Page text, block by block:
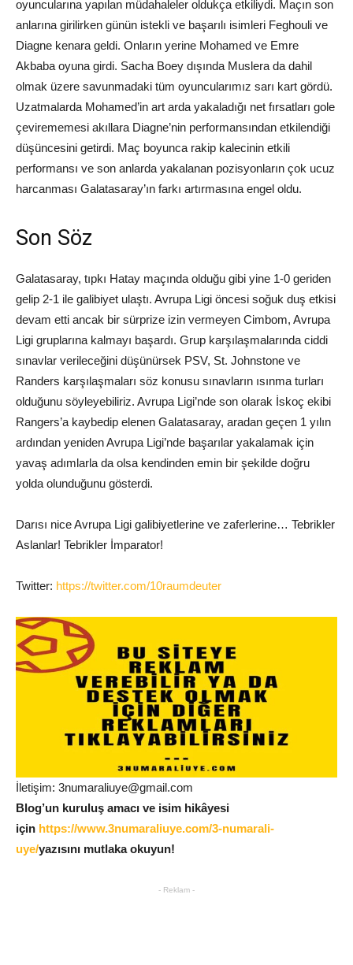
oyuncularına yapılan müdahaleler oldukça etkiliydi. Maçın son
anlarına girilirken günün istekli ve başarılı isimleri Feghouli ve
Diagne kenara geldi. Onların yerine Mohamed ve Emre
Akbaba oyuna girdi. Sacha Boey dışında Muslera da dahil
olmak üzere savunmadaki tüm oyuncularımız sarı kart gördü.
Uzatmalarda Mohamed’in art arda yakaladığı net fırsatları gole
çevirememesi akıllara Diagne’nin performansından etkilendiği
düşüncesini getirdi. Maç boyunca rakip kalecinin etkili
performansı ve son anlarda yakalanan pozisyonların çok ucuz
harcanması Galatasaray’ın farkı artırmasına engel oldu.
Son Söz
Galatasaray, tıpkı Hatay maçında olduğu gibi yine 1-0 geriden
gelip 2-1 ile galibiyet ulaştı. Avrupa Ligi öncesi soğuk duş etkisi
devam etti ancak bir sürprize izin vermeyen Cimbom, Avrupa
Ligi gruplarına kalmayı başardı. Grup karşılaşmalarında ciddi
sınavlar verileceğini düşünürsek PSV, St. Johnstone ve
Randers karşılaşmaları söz konusu sınavların ısınma turları
olduğunu söyleyebiliriz. Avrupa Ligi’nde son olarak İskoç ekibi
Rangers’a kaybedip elenen Galatasaray, aradan geçen 1 yılın
ardından yeniden Avrupa Ligi’nde başarılar yakalamak için
yavaş adımlarla da olsa kendinden emin bir şekilde doğru
yolda olunduğunu gösterdi.
Darısı nice Avrupa Ligi galibiyetlerine ve zaferlerine… Tebrikler
Aslanlar! Tebrikler İmparator!
Twitter: https://twitter.com/10raumdeuter
İletişim: 3numaraliuye@gmail.com
Blog’un kuruluş amacı ve isim hikâyesi
için https://www.3numaraliuye.com/3-numarali-
uye/yazısını mutlaka okuyun!
- Reklam -